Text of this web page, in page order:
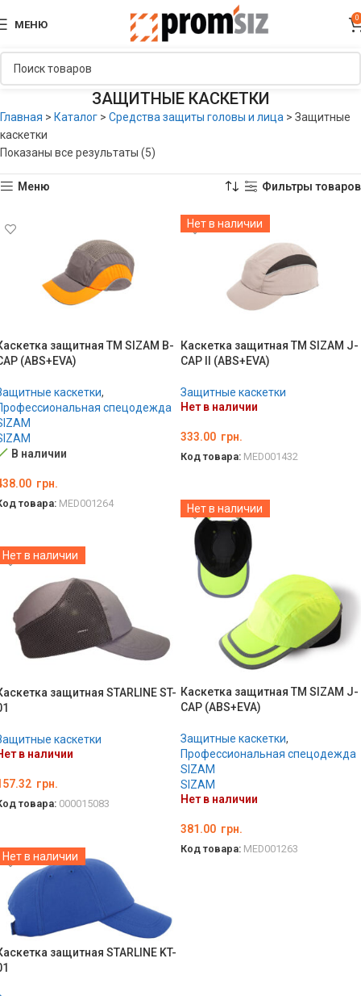
МЕНЮ
0
ЗАЩИТНЫЕ КАСКЕТКИ
Главная > Каталог > Средства защиты головы и лица > Защитные
каскетки
Показаны все результаты (5)
Меню Фильтры товаров
защитная ТМ SIZAM В-
(ABS+EVA)
каскетки,
спецодежда
В наличии
грн.
товара: MED001264
Нет в наличии
Каскетка защитная ТМ SIZAM J-
CAP II (ABS+EVA)
Защитные каскетки
Нет в наличии
333.00 грн.
Код товара: MED001432
Нет в наличии
Каскетка защитная ТМ SIZAM J-
CAP (ABS+EVA)
Защитные каскетки,
Профессиональная спецодежда
SIZAM
SIZAM
Нет в наличии
381.00 грн.
Код товара: MED001263
Нет в наличии
защитная STARLINE ST-
каскетки
в наличии
грн.
товара: 000015083
Нет в наличии
защитная STARLINE KT-